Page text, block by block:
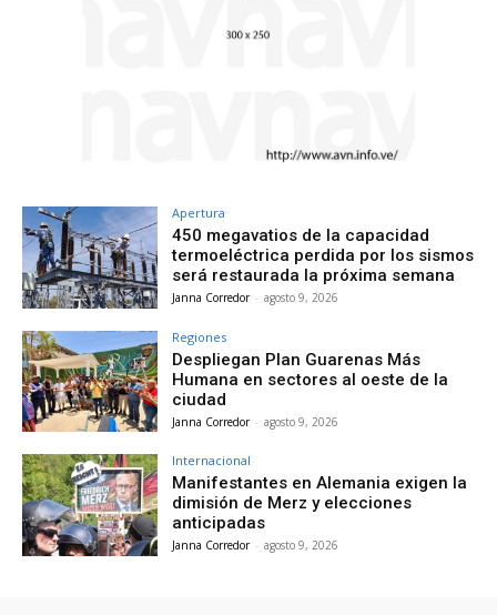
Apertura
450 megavatios de la capacidad
termoeléctrica perdida por los sismos
será restaurada la próxima semana
Janna Corredor - agosto 9, 2026
Regiones
Despliegan Plan Guarenas Más
Humana en sectores al oeste de la
ciudad
Janna Corredor - agosto 9, 2026
Internacional
Manifestantes en Alemania exigen la
dimisión de Merz y elecciones
anticipadas
Janna Corredor - agosto 9, 2026